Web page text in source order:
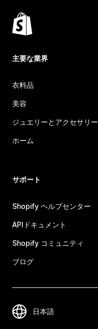
主要な業界
衣料品
美容
ジュエリーとアクセサリー
ホーム
サポート
Shopify ヘルプセンター
APIドキュメント
Shopify コミュニティ
ブログ